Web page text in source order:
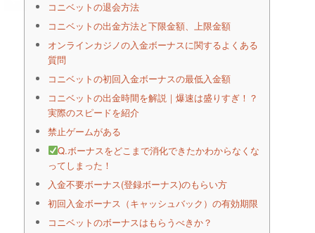
コニベットの退会方法
コニベットの出金方法と下限金額、上限金額
オンラインカジノの入金ボーナスに関するよくある
質問
コニベットの初回入金ボーナスの最低入金額
コニベットの出金時間を解説｜爆速は盛りすぎ！？
実際のスピードを紹介
禁止ゲームがある
Q.ボーナスをどこまで消化できたかわからなくな
ってしまった！
入金不要ボーナス(登録ボーナス)のもらい方
初回入金ボーナス（キャッシュバック）の有効期限
コニベットのボーナスはもらうべきか？